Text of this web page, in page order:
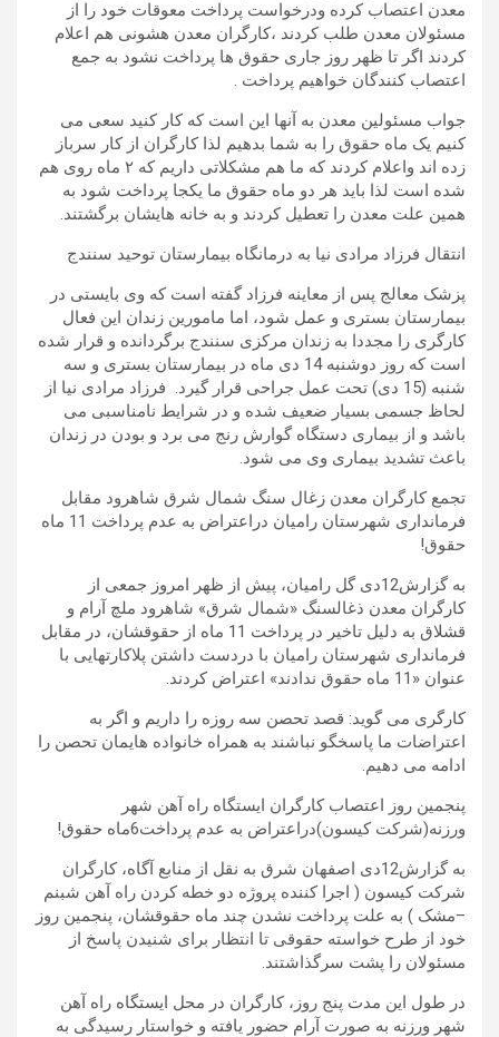
معدن اعتصاب کرده ودرخواست پرداخت معوقات خود را از
مسئولان معدن طلب کردند ،کارگران معدن هشونی هم اعلام
کردند اگر تا ظهر روز جاری حقوق ها پرداخت نشود به جمع
اعتصاب کنندگان خواهیم پرداخت .
جواب مسئولین معدن به آنها این است که کار کنید سعی می
کنیم یک ماه حقوق را به شما بدهیم لذا کارگران از کار سرباز
زده اند واعلام کردند که ما هم مشکلاتی داریم که ۲ ماه روی هم
شده است لذا باید هر دو ماه حقوق ما یکجا پرداخت شود به
همین علت معدن را تعطیل کردند و به خانه هایشان برگشتند.
انتقال فرزاد مرادی نیا به درمانگاه بیمارستان توحید سنندج
پزشک معالج پس از معاینه فرزاد گفته است که وی بایستی در
بیمارستان بستری و عمل شود، اما مامورین زندان این فعال
کارگری را مجددا به زندان مرکزی سنندج برگردانده و قرار شده
است که روز دوشنبه 14 دی ماه در بیمارستان بستری و سه
شنبه (15 دی) تحت عمل جراحی قرار گیرد. فرزاد مرادی نیا از
لحاظ جسمی بسیار ضعیف شده و در شرایط نامناسبی می
باشد و از بیماری دستگاه گوارش رنج می برد و بودن در زندان
باعث تشدید بیماری وی می شود.
تجمع کارگران معدن زغال سنگ شمال شرق شاهرود مقابل
فرمانداری شهرستان رامیان دراعتراض به عدم پرداخت 11 ماه
حقوق!
به گزارش12دی گل رامیان، پیش از ظهر امروز جمعی از
کارگران معدن ذغالسنگ «شمال شرق» شاهرود ملچ آرام و
قشلاق به دلیل تاخیر در پرداخت 11 ماه از حقوقشان، در مقابل
فرمانداری شهرستان رامیان با دردست داشتن پلاکارتهایی با
عنوان «11 ماه حقوق ندادند» اعتراض کردند.
کارگری می گوید: قصد تحصن سه روزه را داریم و اگر به
اعتراضات ما پاسخگو نباشند به همراه خانواده هایمان تحصن را
ادامه می دهیم.
پنجمین روز اعتصاب کارگران ایستگاه راه آهن شهر
ورزنه(شرکت کیسون)دراعتراض به عدم پرداخت6ماه حقوق!
به گزارش12دی اصفهان شرق به نقل از منابع آگاه، کارگران
شرکت کیسون ( اجرا کننده پروژه دو خطه کردن راه آهن شبنم
–مشک ) به علت پرداخت نشدن چند ماه حقوقشان، پنجمین روز
خود از طرح خواسته حقوقی تا انتظار برای شنیدن پاسخ از
مسئولان را پشت سرگذاشتند.
در طول این مدت پنج روز، کارگران در محل ایستگاه راه آهن
شهر ورزنه به صورت آرام حضور یافته و خواستار رسیدگی به